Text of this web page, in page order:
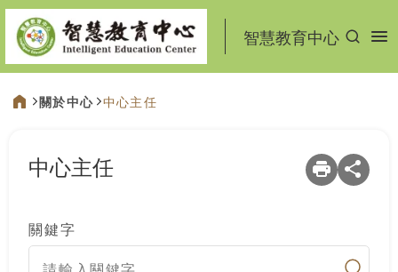
:::
智慧教育中心
關於中心 中心主任
中心主任
關鍵字